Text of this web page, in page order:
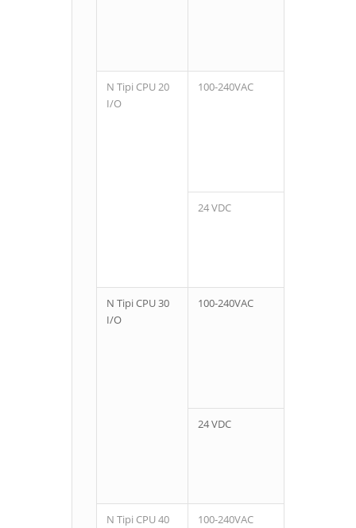
N Tipi CPU 20
I/O
100-240VAC
24 VDC
N Tipi CPU 30
I/O
100-240VAC
24 VDC
N Tipi CPU 40
100-240VAC